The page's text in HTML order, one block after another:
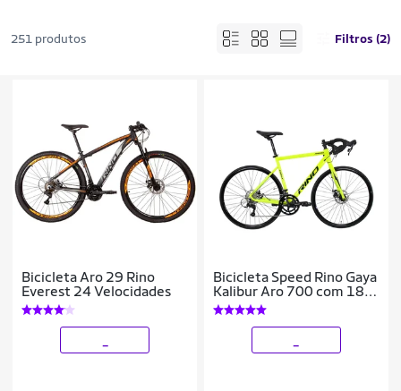
251 produtos Filtros (2)
Bicicleta Aro 29 Rino
Everest 24 Velocidades
Bicicleta Speed Rino Gaya
Kalibur Aro 700 com 18
Marchas – Freio a Disco –
Cubo Cassete